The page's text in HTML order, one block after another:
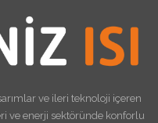
ve ileri teknoloji içeren
ve enerji sektöründe konforlu